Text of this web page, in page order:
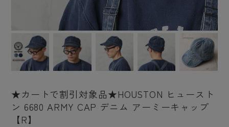
★カートで割引対象品★HOUSTON ヒュースト
ン 6680 ARMY CAP デニム アーミーキャップ
【R】